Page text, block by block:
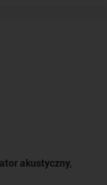
akustyczny,